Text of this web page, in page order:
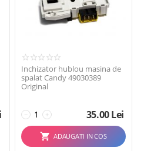
Inchizator hublou masina de
spalat Candy 49030389
Original
+
− 35.00Lei
ADAUGATI IN COS